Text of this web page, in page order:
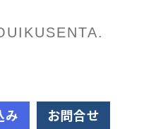
み お問合せ